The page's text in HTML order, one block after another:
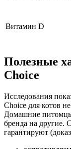
Витамин D
Полезные
Choice
Исследования
Choice для котов
Домашние питомцы
бренда на другие.
гарантируют